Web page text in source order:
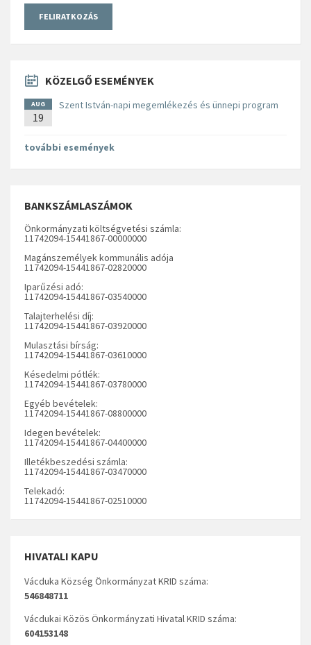
KÖZELGŐ ESEMÉNYEK
AUG
19
Szent István-napi megemlékezés és ünnepi program
további események
BANKSZÁMLASZÁMOK
Önkormányzati költségvetési számla:
11742094-15441867-00000000
Magánszemélyek kommunális adója
11742094-15441867-02820000
Iparűzési adó:
11742094-15441867-03540000
Talajterhelési díj:
11742094-15441867-03920000
Mulasztási bírság:
11742094-15441867-03610000
Késedelmi pótlék:
11742094-15441867-03780000
Egyéb bevételek:
11742094-15441867-08800000
Idegen bevételek:
11742094-15441867-04400000
Illetékbeszedési számla:
11742094-15441867-03470000
Telekadó:
11742094-15441867-02510000
HIVATALI KAPU
Vácduka Község Önkormányzat KRID száma:
546848711
Vácdukai Közös Önkormányzati Hivatal KRID száma:
604153148